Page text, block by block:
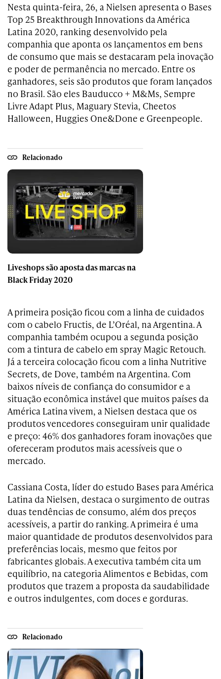
Nesta quinta-feira, 26, a Nielsen apresenta o Bases
Top 25 Breakthrough Innovations da América
Latina 2020, ranking desenvolvido pela
companhia que aponta os lançamentos em bens
de consumo que mais se destacaram pela inovação
e poder de permanência no mercado. Entre os
ganhadores, seis são produtos que foram lançados
no Brasil. São eles Bauducco + M&Ms, Sempre
Livre Adapt Plus, Maguary Stevia, Cheetos
Halloween, Huggies One&Done e Greenpeople.
Relacionado
Liveshops são aposta das marcas na
Black Friday 2020
A primeira posição ficou com a linha de cuidados
com o cabelo Fructis, de L’Oréal, na Argentina. A
companhia também ocupou a segunda posição
com a tintura de cabelo em spray Magic Retouch.
Já a terceira colocação ficou com a linha Nutritive
Secrets, de Dove, também na Argentina. Com
baixos níveis de confiança do consumidor e a
situação econômica instável que muitos países da
América Latina vivem, a Nielsen destaca que os
produtos vencedores conseguiram unir qualidade
e preço: 46% dos ganhadores foram inovações que
ofereceram produtos mais acessíveis que o
mercado.
Cassiana Costa, líder do estudo Bases para América
Latina da Nielsen, destaca o surgimento de outras
duas tendências de consumo, além dos preços
acessíveis, a partir do ranking. A primeira é uma
maior quantidade de produtos desenvolvidos para
preferências locais, mesmo que feitos por
fabricantes globais. A executiva também cita um
equilíbrio, na categoria Alimentos e Bebidas, com
produtos que trazem a proposta da saudabilidade
e outros indulgentes, com doces e gorduras.
Relacionado